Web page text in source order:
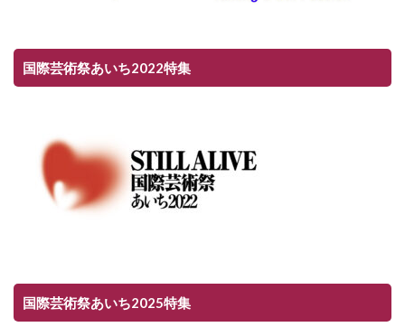
国際芸術祭あいち2022特集
国際芸術祭あいち2025特集